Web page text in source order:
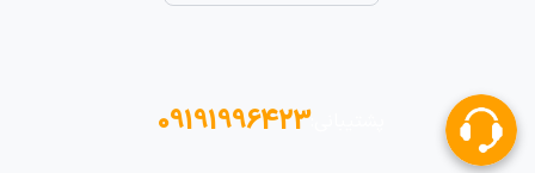
پشتیبانی:09191996423